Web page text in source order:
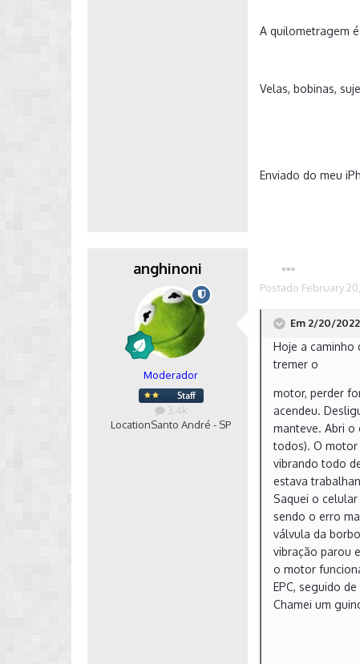
A quilometragem
Velas, bobinas,
Enviado do meu
anghinoni
Moderador
3.4k
LocationSanto André - SP
Postado February
Em 2/20/
Hoje a caminho
tremer o
motor, perder
acendeu.
manteve. Abri
todos). O motor
vibrando todo
estava
Saquei o
sendo o erro
válvula da
vibração parou
o motor
EPC, seguido
Chamei um